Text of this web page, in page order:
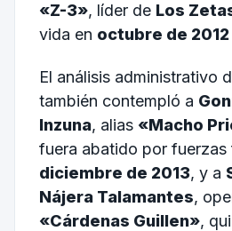
«Z-3», líder de Los
vida en octubre de 2012
El análisis administrativo
también contempló a
Inzuna, alias «Macho
fuera abatido por fuerzas
diciembre de 2013, y a
Nájera Talamantes,
«Cárdenas Guillen»,